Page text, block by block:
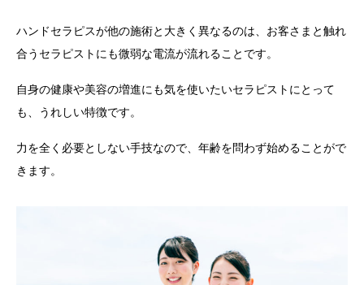
ハンドセラピスが他の施術と大きく異なるのは、お客さまと触れ
合うセラピストにも微弱な電流が流れることです。
自身の健康や美容の増進にも気を使いたいセラピストにとって
も、うれしい特徴です。
力を全く必要としない手技なので、年齢を問わず始めることがで
きます。